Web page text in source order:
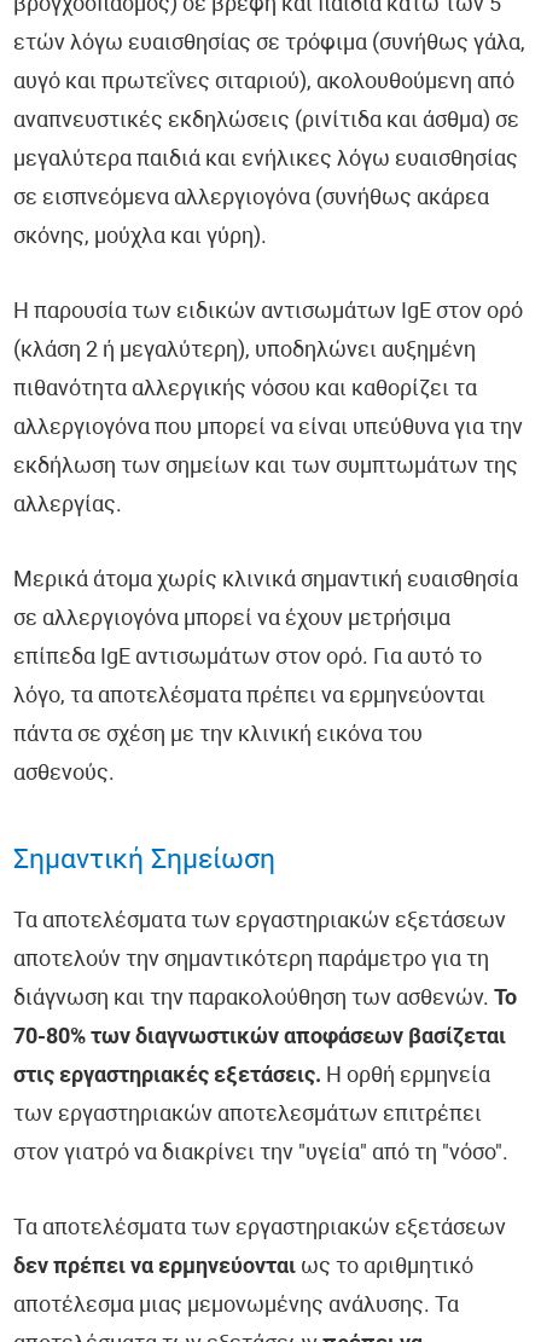
βρογχόσπασμος) σε βρέφη και παιδιά κάτω των 5
ετών λόγω ευαισθησίας σε τρόφιμα (συνήθως γάλα,
αυγό και πρωτεΐνες σιταριού), ακολουθούμενη από
αναπνευστικές εκδηλώσεις (ρινίτιδα και άσθμα) σε
μεγαλύτερα παιδιά και ενήλικες λόγω ευαισθησίας
σε εισπνεόμενα αλλεργιογόνα (συνήθως ακάρεα
σκόνης, μούχλα και γύρη).
Η παρουσία των ειδικών αντισωμάτων IgE στον ορό
(κλάση 2 ή μεγαλύτερη), υποδηλώνει αυξημένη
πιθανότητα αλλεργικής νόσου και καθορίζει τα
αλλεργιογόνα που μπορεί να είναι υπεύθυνα για την
εκδήλωση των σημείων και των συμπτωμάτων της
αλλεργίας.
Μερικά άτομα χωρίς κλινικά σημαντική ευαισθησία
σε αλλεργιογόνα μπορεί να έχουν μετρήσιμα
επίπεδα IgE αντισωμάτων στον ορό. Για αυτό το
λόγο, τα αποτελέσματα πρέπει να ερμηνεύονται
πάντα σε σχέση με την κλινική εικόνα του
ασθενούς.
Σημαντική Σημείωση
Τα αποτελέσματα των εργαστηριακών εξετάσεων
αποτελούν την σημαντικότερη παράμετρο για τη
διάγνωση και την παρακολούθηση των ασθενών.Το
70-80% των διαγνωστικών αποφάσεων βασίζεται
στις εργαστηριακές εξετάσεις. Η ορθή ερμηνεία
των εργαστηριακών αποτελεσμάτων επιτρέπει
στον γιατρό να διακρίνει την "υγεία" από τη "νόσο".
Τα αποτελέσματα των εργαστηριακών εξετάσεων
δεν πρέπει να ερμηνεύονται ως το αριθμητικό
αποτέλεσμα μιας μεμονωμένης ανάλυσης. Τα